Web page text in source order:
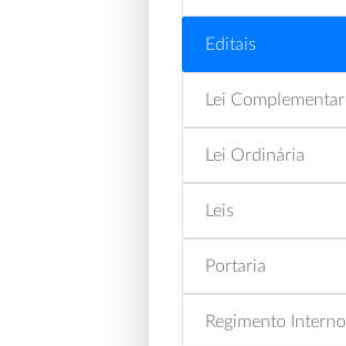
Editais
Lei Complementar
Lei Ordinária
Leis
Portaria
Regimento Interno